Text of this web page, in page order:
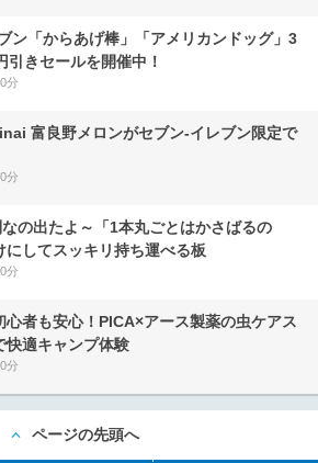
ン「からあげ棒」「アメリカンドッグ」3
引きセールを開催中！
分
富良野メロンがセブン‐イレブン限定で
分
の出たよ～「1本丸ごとはかさばるの
してスッキリ持ち運べる板
分
心者も安心！PICA×アース製薬の虫ケアス
快適キャンプ体験
分
ページの先頭へ